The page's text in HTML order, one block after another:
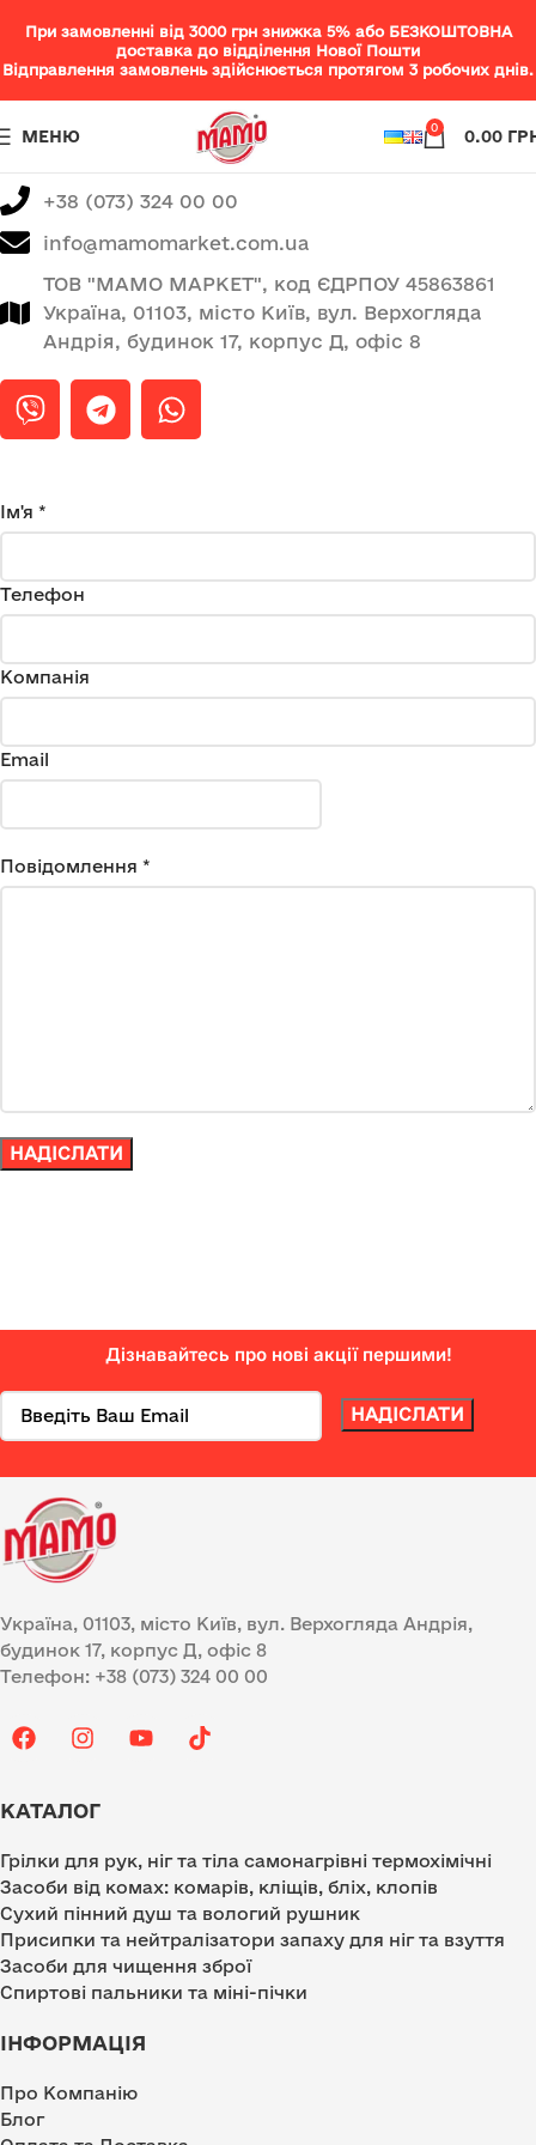
При замовленні від 3000 грн знижка 5% або БЕЗКОШТОВНА
доставка до відділення Нової Пошти
Відправлення замовлень здійснюється протягом 3 робочих днів.
МЕНЮ 0 0.00
+38 (073) 324 00 00
info@mamomarket.com.ua
ТОВ "МАМО МАРКЕТ", код ЄДРПОУ 45863861
Україна, 01103, місто Київ, вул. Верхогляда
Андрія, будинок 17, корпус Д, офіс 8
Ім'я *
Телефон
Компанія
Email
Повідомлення *
Дізнавайтесь про нові акції першими!
Україна, 01103, місто Київ, вул. Верхогляда Андрія,
будинок 17, корпус Д, офіс 8
Телефон: +38 (073) 324 00 00
КАТАЛОГ
Грілки для рук, ніг та тіла самонагрівні термохімічні
Засоби від комах: комарів, кліщів, бліх, клопів
Сухий пінний душ та вологий рушник
Присипки та нейтралізатори запаху для ніг та взуття
Засоби для чищення зброї
Спиртові пальники та міні-пічки
ІНФОРМАЦІЯ
Про Компанію
Блог